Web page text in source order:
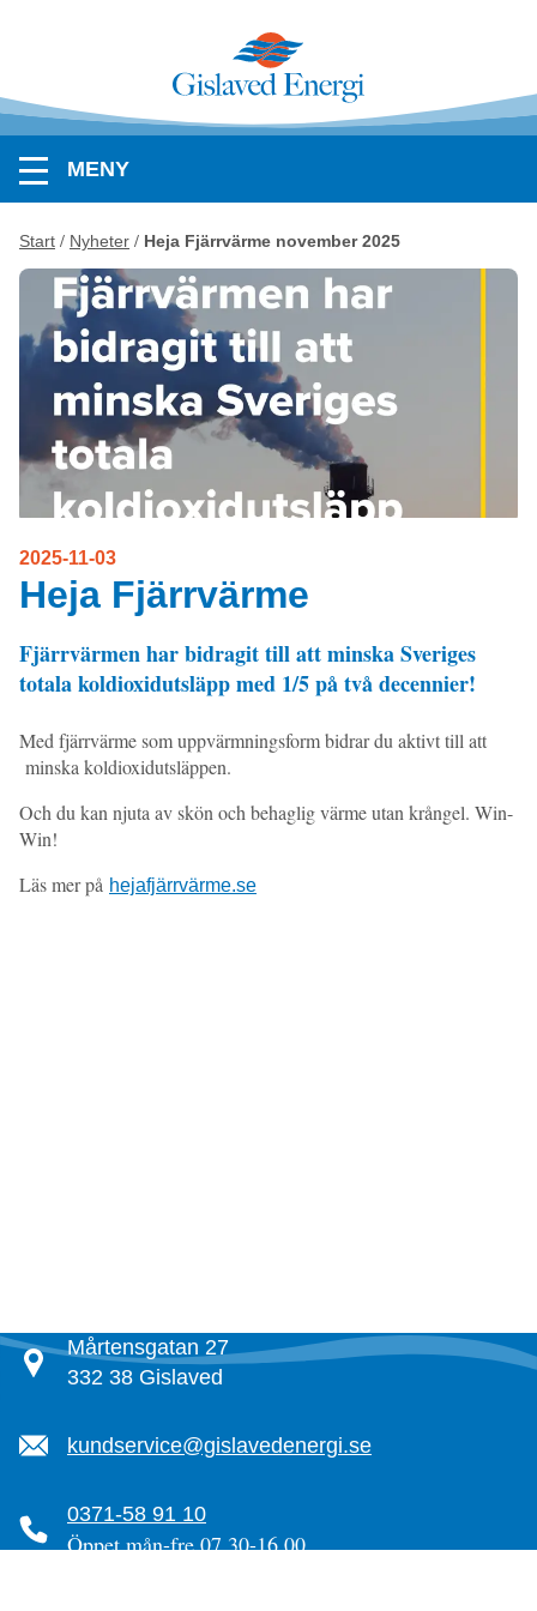
MENY
Start Nyheter Heja Fjärrvärme november 2025
2025-11-03
Heja Fjärrvärme
Fjärrvärmen har bidragit till att minska Sveriges
totala koldioxidutsläpp med 1/5 på två decennier!
Med fjärrvärme som uppvärmningsform bidrar du aktivt till att
minska koldioxidutsläppen.
Och du kan njuta av skön och behaglig värme utan krångel. Win-
Win!
Läs mer på hejafjärrvärme.se
Mårtensgatan 27
332 38 Gislaved
kundservice@gislavedenergi.se
0371-58 91 10
Öppet mån-fre 07.30-16.00